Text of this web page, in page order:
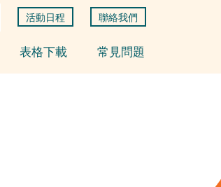
活動日程 聯絡我們
表格下載 常見問題